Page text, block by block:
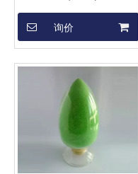
询价